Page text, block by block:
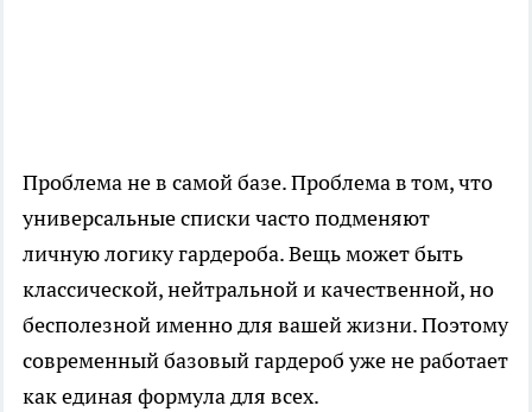
Проблема не в самой базе. Проблема в том, что
универсальные списки часто подменяют
личную логику гардероба. Вещь может быть
классической, нейтральной и качественной, но
бесполезной именно для вашей жизни. Поэтому
современный базовый гардероб уже не работает
как единая формула для всех.